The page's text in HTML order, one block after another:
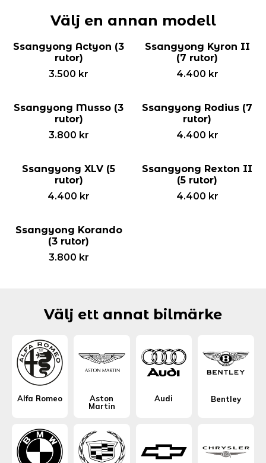
Välj en annan modell
Ssangyong Actyon (3
rutor)
3.500 kr
Ssangyong Kyron II
(7 rutor)
4.400 kr
Ssangyong Musso (3
rutor)
3.800 kr
Ssangyong Rodius (7
rutor)
4.400 kr
Ssangyong XLV (5
rutor)
4.400 kr
Ssangyong Rexton II
(5 rutor)
4.400 kr
Ssangyong Korando
(3 rutor)
3.800 kr
Välj ett annat bilmärke
Alfa Romeo
Aston
Martin
Audi Bentley